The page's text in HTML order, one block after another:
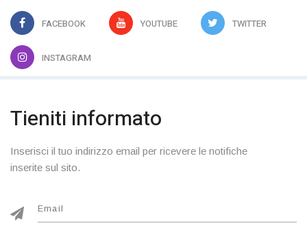
FACEBOOK YOUTUBE TWITTER
INSTAGRAM
Tieniti informato
Inserisci il tuo indirizzo email per ricevere le notifiche
inserite sul sito.